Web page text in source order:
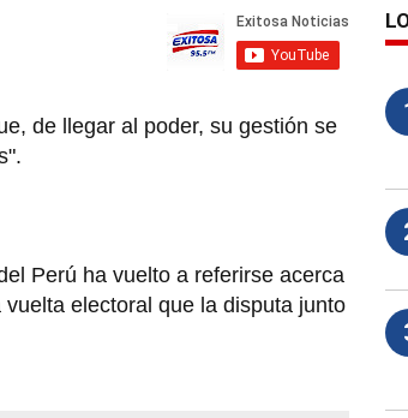
de llegar al poder, su gestión se
Perú ha vuelto a referirse acerca
electoral que la disputa junto